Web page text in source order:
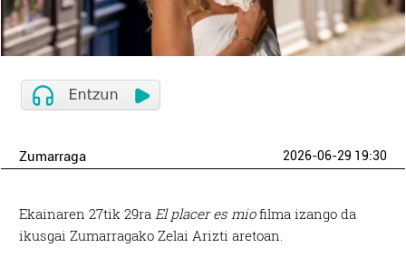
Zumarraga 2026-06-29 19:30
Ekainaren 27tik 29ra El placer es miofilma izango da
ikusgai Zumarragako Zelai Arizti aretoan.